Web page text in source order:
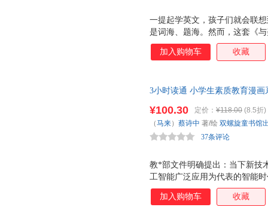
一提起学英文，孩子们就会联
是词海、题海。然而，这套《
却与众不同： 1. 内容丰富有趣
一二年级课本中选出的，有趣
大，孩子们只要看了短文就会
采用了小开本、文艺范的书封
孩子们在读书的过程中不会感
加入购物车 收藏
3小时读通 小学生素质教育漫
团队合作力，聚焦成长烦恼、
的“成长大事”。（双螺旋童书馆
教*部文件明确提出：当下新技
工智能广泛应用为代表的智能
力，以及团队合作、社会责任
本套书通过有趣的漫画形式，
¥100.30 定价： ¥118.00 (8.5折)
37条评论
（马来） 蔡诗中 著/绘 双螺旋童书馆
加入购物车 收藏